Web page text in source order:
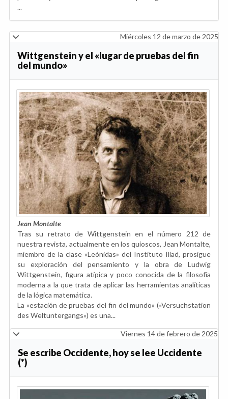
...
Miércoles 12 de marzo de 2025
Wittgenstein y el «lugar de pruebas del fin
del mundo»
Jean Montalte
Tras su retrato de Wittgenstein en el número 212 de
nuestra revista, actualmente en los quioscos, Jean Montalte,
miembro de la clase «Leónidas» del Instituto Iliad, prosigue
su exploración del pensamiento y la obra de Ludwig
Wittgenstein, figura atípica y poco conocida de la filosofía
moderna a la que trata de aplicar las herramientas analíticas
de la lógica matemática.
La «estación de pruebas del fin del mundo» («Versuchstation
des Weltuntergangs») es una...
Viernes 14 de febrero de 2025
Se escribe Occidente, hoy se lee Uccidente
(*)